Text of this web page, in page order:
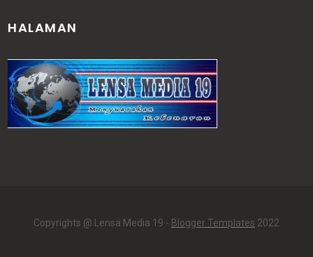
HALAMAN
Copyrights @ Lensa Media 19 - Blogger Templates 2022